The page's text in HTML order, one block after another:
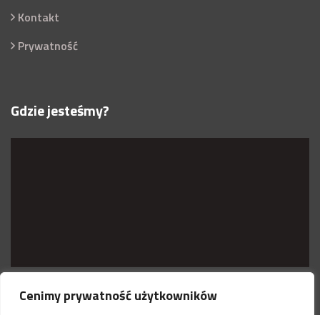
Cenimy prywatność użytkowników
Kontakt
Prywatność
Gdzie jesteśmy?